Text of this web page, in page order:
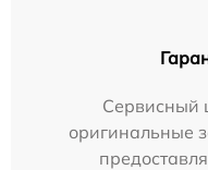
Сервисный
оригинальные